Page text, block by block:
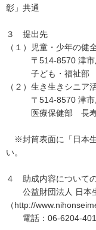
彰」共通
３ 提出先
（１）児童・少年の健
〒514-8570 津市
子ども・福祉部 少
（２）生き生きシニア
〒514-8570 津市
医療保健部 長寿
※封筒表面に「日本生
い。
４ 助成内容について
公益財団法人 日本
（http://
電話：06-6204-